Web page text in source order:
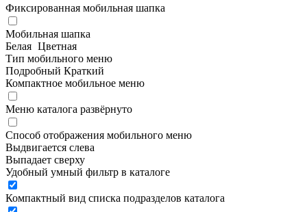
Фиксированная мобильная шапка
Мобильная шапка
Белая Цветная
Тип мобильного меню
Подробный Краткий
Компактное мобильное меню
Меню каталога развёрнуто
Способ отображения мобильного меню
Выдвигается слева
Выпадает сверху
Удобный умный фильтр в каталоге
Компактный вид списка подразделов каталога